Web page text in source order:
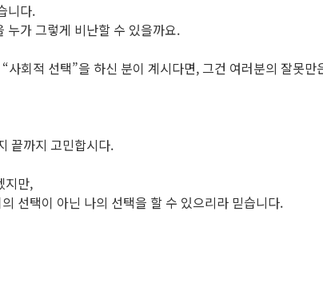
니다.
누가 그렇게 비난할 수 있을까요.
회적 선택”을 하신 분이 계시다면, 그건 여러분의 잘못
끝까지 고민합시다.
지만,
선택이 아닌 나의 선택을 할 수 있으리라 믿습니다.